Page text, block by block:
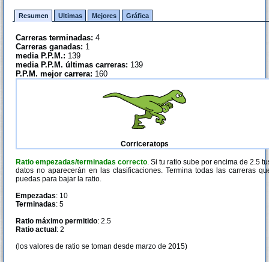
Resumen Ultimas Mejores Gráfica
Carreras terminadas: 4
Carreras ganadas: 1
media P.P.M.: 139
media P.P.M. últimas carreras: 139
P.P.M. mejor carrera: 160
Corriceratops
Ratio empezadas/terminadas correcto. Si tu ratio sube por encima de 2.5
datos no aparecerán en las clasificaciones. Termina todas las carreras
puedas para bajar la ratio.
Empezadas: 10
Terminadas: 5
Ratio máximo permitido: 2.5
Ratio actual : 2
(los valores de ratio se toman desde marzo de 2015)